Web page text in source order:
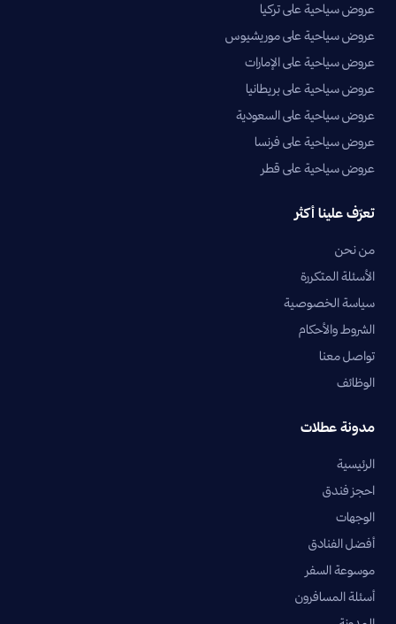
عروض سياحية على تركيا
عروض سياحية على موريشيوس
عروض سياحية على الإمارات
عروض سياحية على بريطانيا
عروض سياحية على السعودية
عروض سياحية على فرنسا
عروض سياحية على قطر
تعرّف علينا أكثر
من نحن
الأسئلة المتكررة
سياسة الخصوصية
الشروط والأحكام
تواصل معنا
الوظائف
مدونة عطلات
الرئيسية
احجز فندق
الوجهات
أفضل الفنادق
موسوعة السفر
أسئلة المسافرون